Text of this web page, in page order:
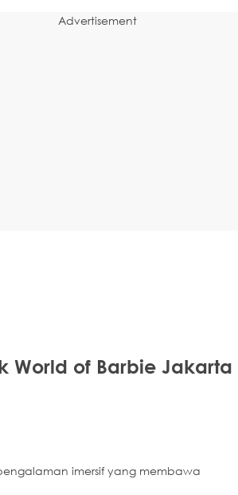
Advertisement
World of Barbie Jakarta
imersif yang membawa